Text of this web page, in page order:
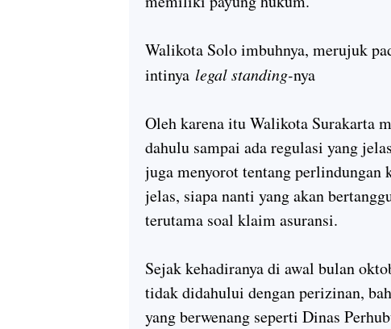
Walikota Solo imbuhnya, merujuk
intinya legal standing-nya
Oleh karena itu Walikota Surakarta
dahulu sampai ada regulasi yang
juga menyorot tentang perlindungan
jelas, siapa nanti yang akan
terutama soal klaim asuransi.
Sejak kehadiranya di awal bulan
tidak didahului dengan perizinan,
yang berwenang seperti Dinas